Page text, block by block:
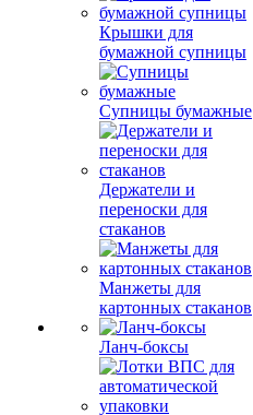
Крышки для
бумажной супницы
Супницы бумажные
Держатели и
переноски для
стаканов
Манжеты для
картонных стаканов
Ланч-боксы